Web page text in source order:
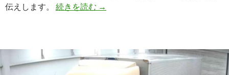
伝えします。 続きを読む 【実
ヒ
→